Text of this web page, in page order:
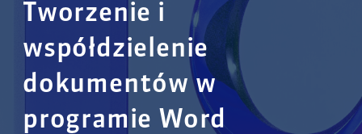
Tworzenie i
współdzielenie
dokumentów w
programie Word